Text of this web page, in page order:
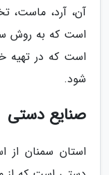
آن، آرد، ماست،
است که به روش
است که در تهیه
شود.
صنایع دستی
استان سمنان از